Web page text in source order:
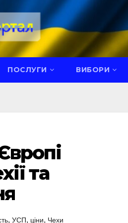
ПОСЛУГИ ВИБОРИ
та
, УСП, ціни, Чехи